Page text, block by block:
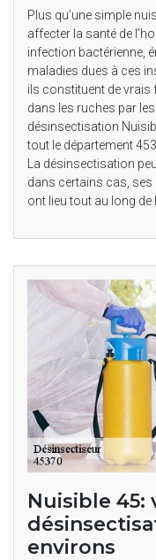
Plus qu’une simple
affecter la santé de
infection bactérienne,
maladies dues à ces
ils constituent de vrais
dans les ruches par
désinsectisation
tout le département
La désinsectisation
dans certains cas, ses
ont lieu tout au long de
Nuisible
environs